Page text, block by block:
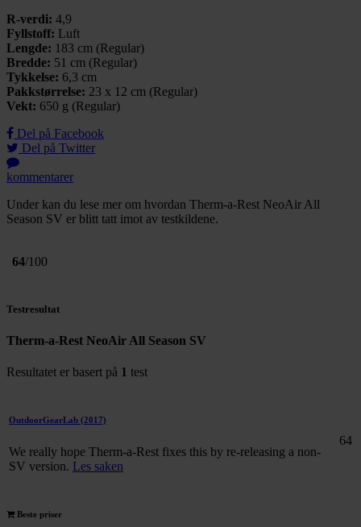
R-verdi: 4,9
Fyllstoff: Luft
Lengde: 183 cm (Regular)
Bredde: 51 cm (Regular)
Tykkelse: 6,3 cm
Pakkstørrelse: 23 x 12 cm (Regular)
Vekt: 650 g (Regular)
Del på Facebook
Del på Twitter
kommentarer
Under kan du lese mer om hvordan Therm-a-Rest NeoAir All
Season SV er blitt tatt imot av testkildene.
64/100
Testresultat
Therm-a-Rest NeoAir All Season SV
Resultatet er basert på 1 test
OutdoorGearLab (2017)
We really hope Therm-a-Rest fixes this by re-releasing a non-
SV version. Les saken
64
Beste priser